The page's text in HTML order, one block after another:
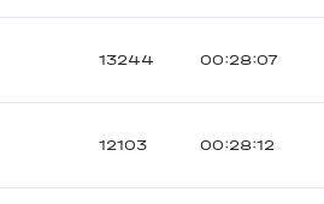
13244 00:28:07
12103 00:28:12